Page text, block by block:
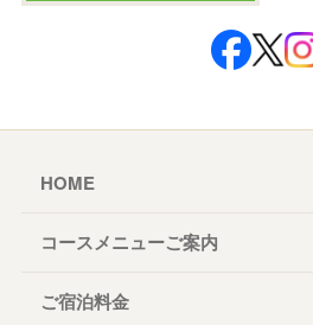
HOME
コースメニューご案内
ご宿泊料金